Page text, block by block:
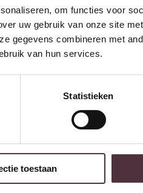
om functies voor
uw gebruik van onze site
gegevens combineren met
van hun services.
Statistieken
toestaan
zitdiepte en rugleuning.
speelt eveneens een rol.
modern, landelijk en gezellig of
advies.